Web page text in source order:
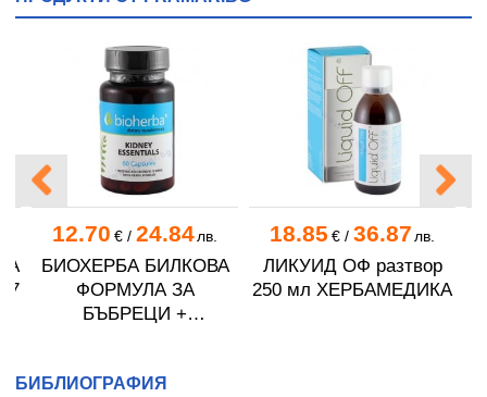
12.70 €/ 24.84 лв.
БИОХЕРБА БИЛКОВА
ФОРМУЛА ЗА
БЪБРЕЦИ +
60
18.85 €/ 36.87 лв.
ЛИКУИД ОФ разтвор
250 мл ХЕРБАМЕДИКА
БИБЛИОГРАФИЯ